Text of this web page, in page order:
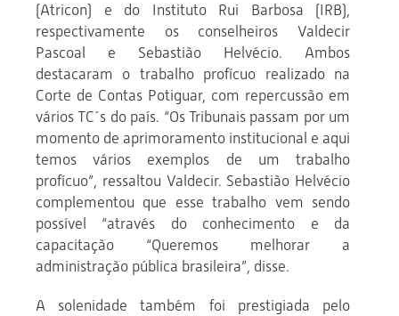
(Atricon) e do Instituto Rui Barbosa (IRB),
respectivamente os conselheiros Valdecir
Pascoal e Sebastião Helvécio. Ambos
destacaram o trabalho profícuo realizado na
Corte de Contas Potiguar, com repercussão em
vários TC´s do país. “Os Tribunais passam por um
momento de aprimoramento institucional e aqui
temos vários exemplos de um trabalho
profícuo”, ressaltou Valdecir. Sebastião Helvécio
complementou que esse trabalho vem sendo
possível “através do conhecimento e da
capacitação “Queremos melhorar a
administração pública brasileira”, disse.
A solenidade também foi prestigiada pelo